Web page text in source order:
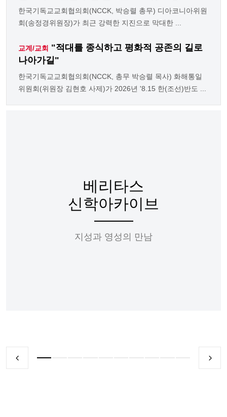
한국기독교교회협의회(NCCK, 박승렬 총무) 디아코니아위원
회(송정경위원장)가 최근 강력한 지진으로 막대한 ...
교계/교회 "적대를 종식하고 평화적 공존의 길로
나아가길"
한국기독교교회협의회(NCCK, 총무 박승렬 목사) 화해통일
위원회(위원장 김현호 사제)가 2026년 '8.15 한(조선)반도 ...
베리타스
신학아카이브
지성과 영성의 만남